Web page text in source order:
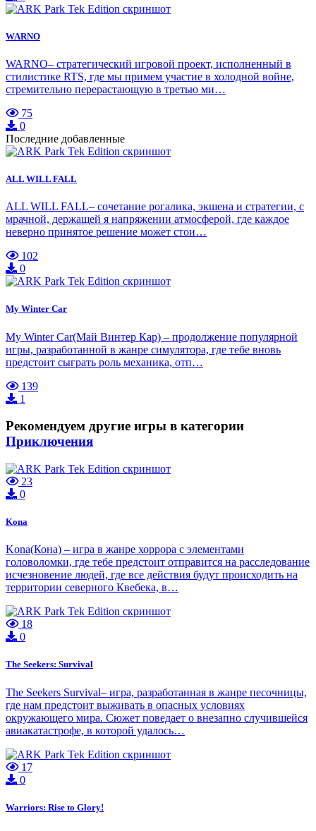
WARNO
WARNO– стратегический игровой проект, исполненный в
стилистике RTS, где мы примем участие в холодной войне,
стремительно перерастающую в третью ми…
75
0
Последние добавленные
ALL WILL FALL
ALL WILL FALL– сочетание рогалика, экшена и стратегии, с
мрачной, держащей я напряжении атмосферой, где каждое
неверно принятое решение может стои…
102
0
My Winter Car
My Winter Car(Май Винтер Кар) – продолжение популярной
игры, разработанной в жанре симулятора, где тебе вновь
предстоит сыграть роль механика, отп…
139
1
Рекомендуем другие игры в категории
Приключения
23
0
Kona
Kona(Кона) – игра в жанре хоррора с элементами
головоломки, где тебе предстоит отправится на расследование
исчезновение людей, где все действия будут происходить на
территории северного Квебека, в…
18
0
The Seekers: Survival
The Seekers Survival– игра, разработанная в жанре песочницы,
где нам предстоит выживать в опасных условиях
окружающего мира. Сюжет поведает о внезапно случившейся
авиакатастрофе, в которой удалось…
17
0
Warriors: Rise to Glory!